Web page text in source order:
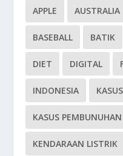
APPLE AUSTRALIA
BASEBALL BATIK
DIET DIGITAL
INDONESIA
KASUS PEMBUNUHAN
KENDARAAN LISTRIK